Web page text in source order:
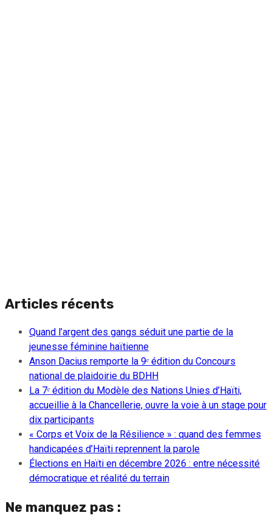
Articles récents
Quand l’argent des gangs séduit une partie de la
jeunesse féminine haïtienne
Anson Dacius remporte la 9ᵉ édition du Concours
national de plaidoirie du BDHH
La 7ᵉ édition du Modèle des Nations Unies d’Haïti,
accueillie à la Chancellerie, ouvre la voie à un stage pour
dix participants
« Corps et Voix de la Résilience » : quand des femmes
handicapées d’Haïti reprennent la parole
Élections en Haïti en décembre 2026 : entre nécessité
démocratique et réalité du terrain
Ne manquez pas :